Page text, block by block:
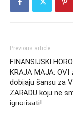
Previous article
FINANSIJSKI
KRAJA MAJA: OVI
dobijaju šansu za
ZARADU koju ne
ignorisati!